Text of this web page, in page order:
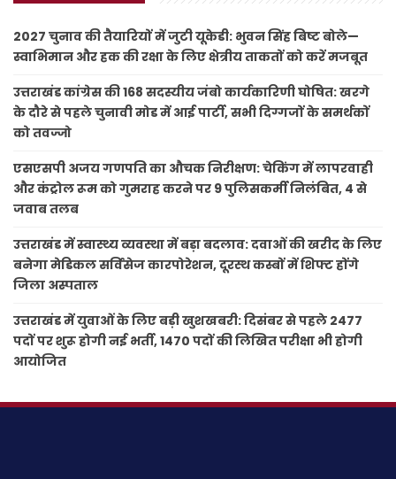
2027 चुनाव की तैयारियों में जुटी यूकेडी: भुवन सिंह बिष्ट बोले—
स्वाभिमान और हक की रक्षा के लिए क्षेत्रीय ताकतों को करें मजबूत
उत्तराखंड कांग्रेस की 168 सदस्यीय जंबो कार्यकारिणी घोषित: खरगे
के दौरे से पहले चुनावी मोड में आई पार्टी, सभी दिग्गजों के समर्थकों
को तवज्जो
एसएसपी अजय गणपति का औचक निरीक्षण: चेकिंग में लापरवाही
और कंट्रोल रूम को गुमराह करने पर 9 पुलिसकर्मी निलंबित, 4 से
जवाब तलब
उत्तराखंड में स्वास्थ्य व्यवस्था में बड़ा बदलाव: दवाओं की खरीद के लिए
बनेगा मेडिकल सर्विसेज कारपोरेशन, दूरस्थ कस्बों में शिफ्ट होंगे
जिला अस्पताल
उत्तराखंड में युवाओं के लिए बड़ी खुशखबरी: दिसंबर से पहले 2477
पदों पर शुरू होगी नई भर्ती, 1470 पदों की लिखित परीक्षा भी होगी
आयोजित